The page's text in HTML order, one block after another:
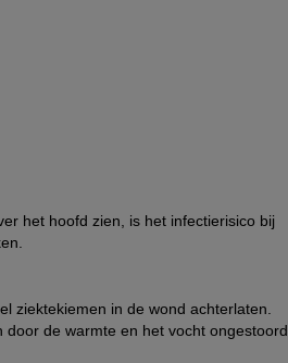
het hoofd zien, is het infectierisico bij
ziektekiemen in de wond achterlaten.
de warmte en het vocht ongestoord